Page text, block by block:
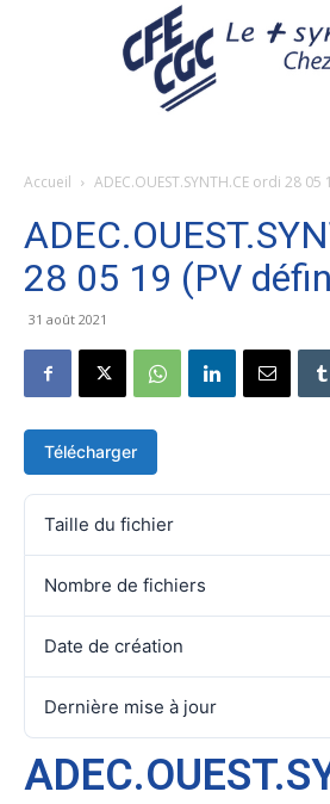
Accueil ADEC.OUEST.SYNTH.CE ordi 28
28 05 19 (PV
31 août 2021
Télécharger
Taille du fichier
Nombre de fichiers
Date de création
Dernière mise à jour